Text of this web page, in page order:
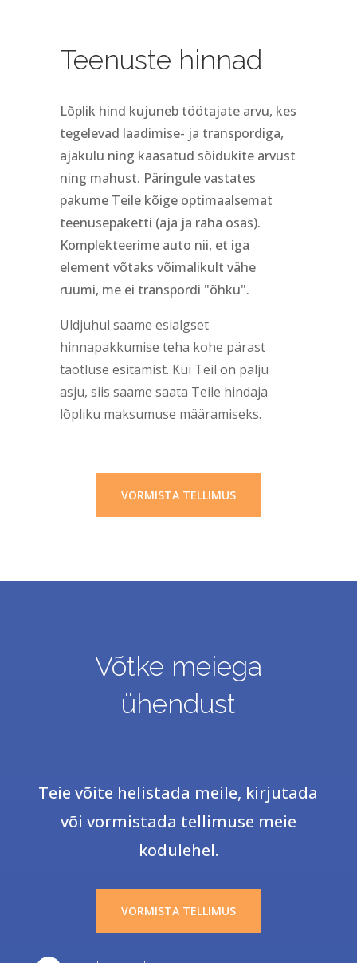
Teenuste hinnad
Lõplik hind kujuneb töötajate arvu, kes
tegelevad laadimise- ja transpordiga,
ajakulu ning kaasatud sõidukite arvust
ning mahust. Päringule vastates
pakume Teile kõige optimaalsemat
teenusepaketti (aja ja raha osas).
Komplekteerime auto nii, et iga
element võtaks võimalikult vähe
ruumi, me ei transpordi "õhku".
Üldjuhul saame esialgset
hinnapakkumise teha kohe pärast
taotluse esitamist. Kui Teil on palju
asju, siis saame saata Teile hindaja
lõpliku maksumuse määramiseks.
VORMISTA TELLIMUS
Võtke meiega
ühendust
Teie võite helistada meile, kirjutada
või vormistada tellimuse meie
kodulehel.
VORMISTA TELLIMUS